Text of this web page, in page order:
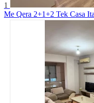
1
Me Qera 2+1+2 Tek Casa